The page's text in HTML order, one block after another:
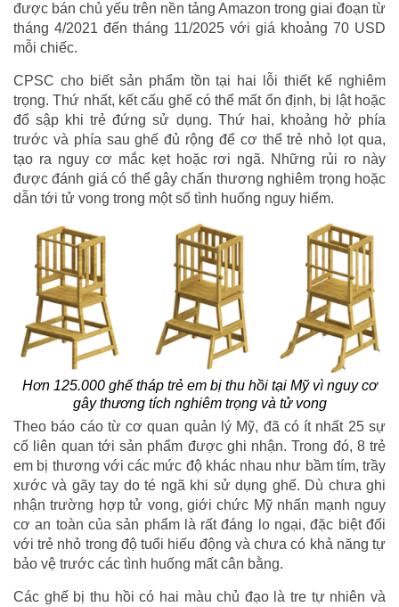
được bán chủ yếu trên nền tảng Amazon trong giai đoạn từ
tháng 4/2021 đến tháng 11/2025 với giá khoảng 70 USD
mỗi chiếc.
CPSC cho biết sản phẩm tồn tại hai lỗi thiết kế nghiêm
trọng. Thứ nhất, kết cấu ghế có thể mất ổn định, bị lật hoặc
đổ sập khi trẻ đứng sử dụng. Thứ hai, khoảng hở phía
trước và phía sau ghế đủ rộng để cơ thể trẻ nhỏ lọt qua,
tạo ra nguy cơ mắc kẹt hoặc rơi ngã. Những rủi ro này
được đánh giá có thể gây chấn thương nghiêm trọng hoặc
dẫn tới tử vong trong một số tình huống nguy hiểm.
Hơn 125.000 ghế tháp trẻ em bị thu hồi tại Mỹ vì nguy cơ
gây thương tích nghiêm trọng và tử vong
Theo báo cáo từ cơ quan quản lý Mỹ, đã có ít nhất 25 sự
cố liên quan tới sản phẩm được ghi nhận. Trong đó, 8 trẻ
em bị thương với các mức độ khác nhau như bầm tím, trầy
xước và gãy tay do té ngã khi sử dụng ghế. Dù chưa ghi
nhận trường hợp tử vong, giới chức Mỹ nhấn mạnh nguy
cơ an toàn của sản phẩm là rất đáng lo ngại, đặc biệt đối
với trẻ nhỏ trong độ tuổi hiếu động và chưa có khả năng tự
bảo vệ trước các tình huống mất cân bằng.
Các ghế bị thu hồi có hai màu chủ đạo là tre tự nhiên và